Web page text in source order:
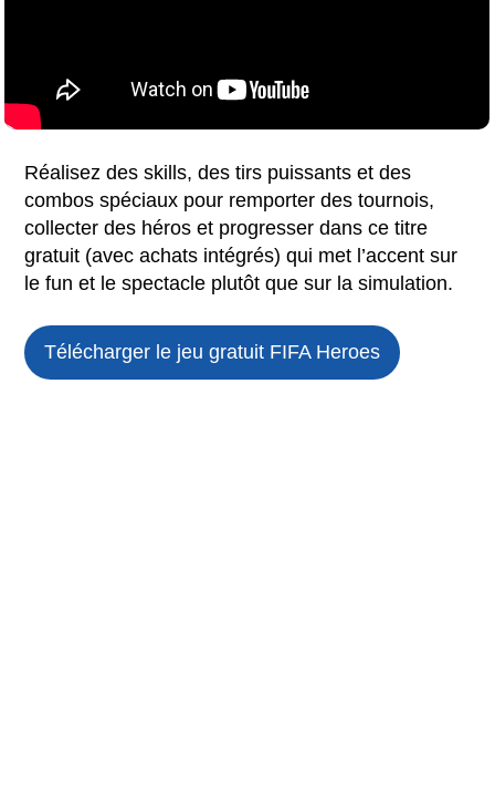
Réalisez des skills, des tirs puissants et des
combos spéciaux pour remporter des tournois,
collecter des héros et progresser dans ce titre
gratuit (avec achats intégrés) qui met l’accent sur
le fun et le spectacle plutôt que sur la simulation.
Télécharger le jeu gratuit FIFA Heroes